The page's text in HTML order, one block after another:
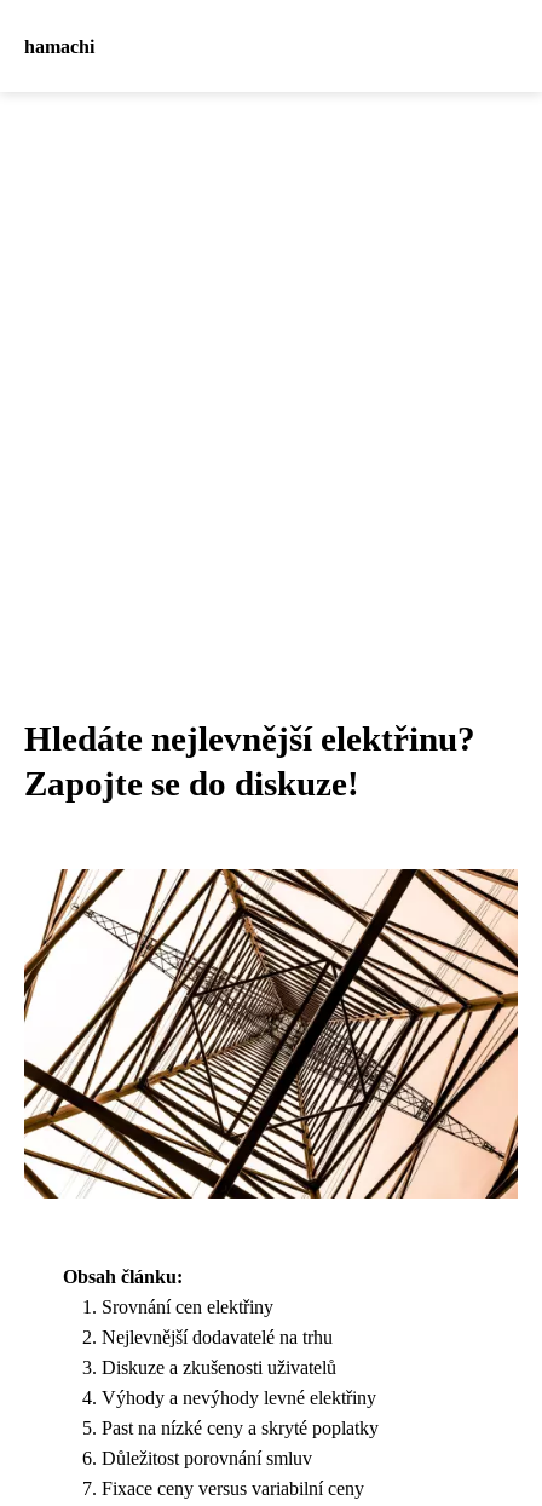
hamachi
Hledáte nejlevnější elektřinu?
Zapojte se do diskuze!
Obsah článku:
Srovnání cen elektřiny
Nejlevnější dodavatelé na trhu
Diskuze a zkušenosti uživatelů
Výhody a nevýhody levné elektřiny
Past na nízké ceny a skryté poplatky
Důležitost porovnání smluv
Fixace ceny versus variabilní ceny